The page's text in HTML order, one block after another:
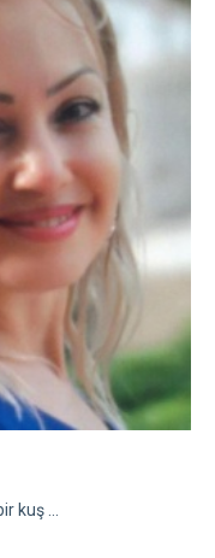
kuş ...